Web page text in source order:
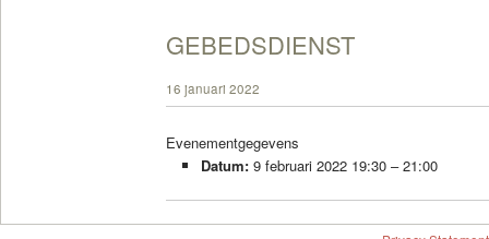
GEBEDSDIENST
16 januari 2022
Evenementgegevens
Datum: 9 februari 2022 19:30 –21:00